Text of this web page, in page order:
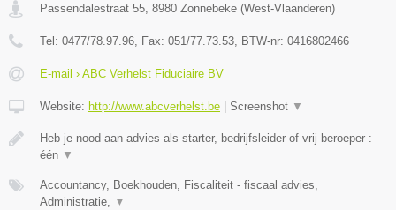
Passendalestraat 55, 8980 Zonnebeke (West-Vlaanderen)
Tel: 0477/78.97.96, Fax: 051/77.73.53, BTW-nr: 0416802466
E-mail › ABC Verhelst Fiduciaire BV
Website: http://www.abcverhelst.be Screenshot ▼
Heb je nood aan advies als starter, bedrijfsleider of vrij beroeper :
één ▼
Accountancy, Boekhouden, Fiscaliteit - fiscaal advies,
Administratie, ▼